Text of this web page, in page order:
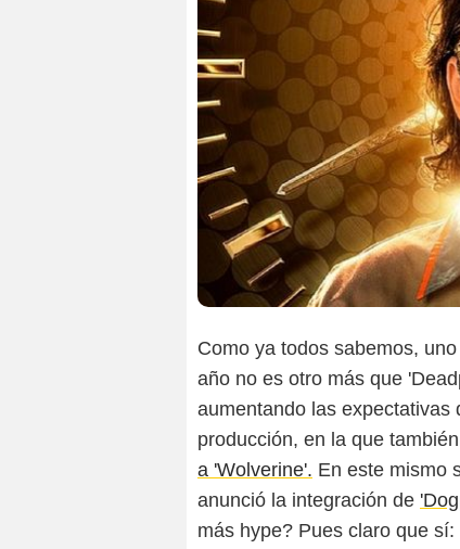
Como ya todos sabemos,
año no es otro más que
aumentando las expectativas
producción, en la que
a 'Wolverine'. En este mismo
anunció la integración de
más hype? Pues claro que sí: